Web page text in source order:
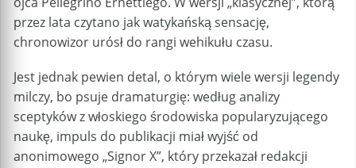
przez lata czytano jak watykańską sensację,
chronowizor urósł do rangi wehikułu czasu.
Jest jednak pewien detal, o którym wiele wersji legendy
milczy, bo psuje dramaturgię: według analizy
sceptyków z włoskiego środowiska popularyzującego
naukę, impuls do publikacji miał wyjść od
anonimowego „Signor X”, który przekazał redakcji